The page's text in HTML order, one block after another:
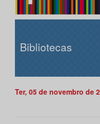
Bibliotecas
Ter, 05 de novembro de